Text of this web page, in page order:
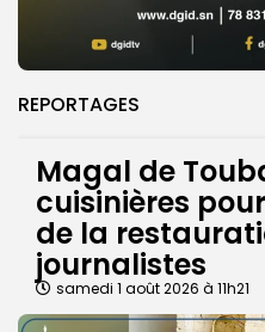
REPORTAGES
Magal de
cuisinières
de la
journalistes
samedi 1 août 2026 à 11h21